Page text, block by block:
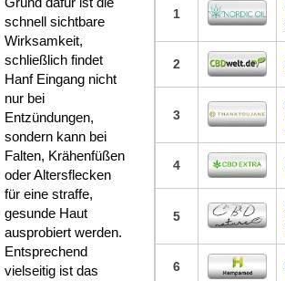
schnell sichtbare
Wirksamkeit,
schließlich findet
Hanf Eingang nicht
nur bei
Entzündungen,
sondern kann bei
Falten, Krähenfüßen
oder Altersflecken
für eine straffe,
gesunde Haut
ausprobiert werden.
Entsprechend
vielseitig ist das
1
2
3
4
5
6